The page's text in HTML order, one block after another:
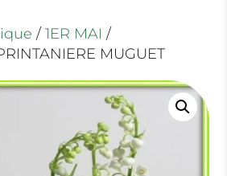
/1ER MAI /
MUGUET